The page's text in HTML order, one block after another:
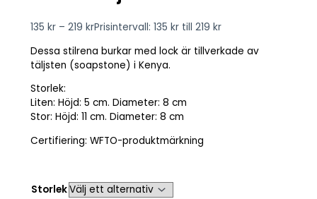
135 kr – 219 krPrisintervall: 135 kr till 219 kr
Dessa stilrena burkar med lock är tillverkade av
täljsten (soapstone) i Kenya.
Storlek:
Liten: Höjd: 5 cm. Diameter: 8 cm
Stor: Höjd: 11 cm. Diameter: 8 cm
Certifiering: WFTO-produktmärkning
Storlek